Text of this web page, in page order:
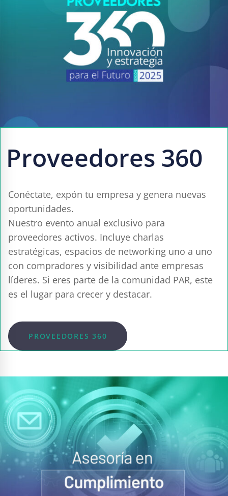
Proveedores 360
Conéctate, expón tu empresa y genera nuevas
oportunidades.
Nuestro evento anual exclusivo para
proveedores activos. Incluye charlas
estratégicas, espacios de networking uno a uno
con compradores y visibilidad ante empresas
líderes. Si eres parte de la comunidad PAR, este
es el lugar para crecer y destacar.
PROVEEDORES 360